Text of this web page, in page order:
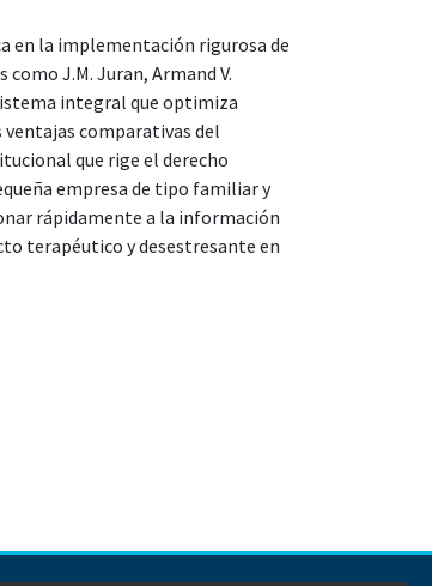
en la implementación rigurosa de
J.M. Juran, Armand V.
integral que optimiza
comparativas del
que rige el derecho
empresa de tipo familiar y
rápidamente a la información
terapéutico y desestresante en